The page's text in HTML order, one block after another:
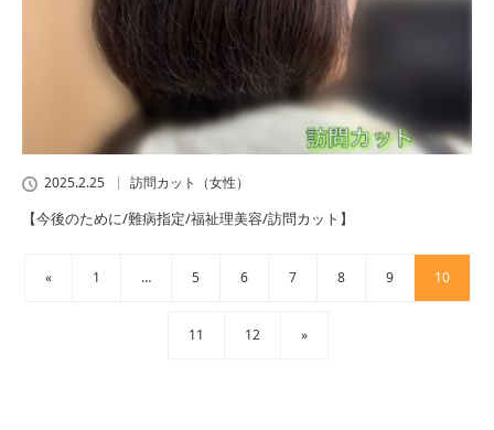
2025.2.25 訪問カット（女性）
【今後のために/難病指定/福祉理美容/訪問カット】
« 1 … 5 6 7 8 9 10
11 12 »